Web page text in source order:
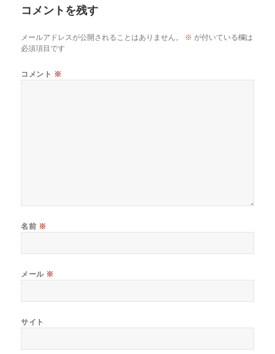
コメントを残す
メールアドレスが公開されることはありません。 ※ が付いている欄は
必須項目です
コメント ※
名前 ※
メール ※
サイト